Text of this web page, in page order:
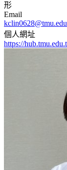
形
Email
個人網址
https://